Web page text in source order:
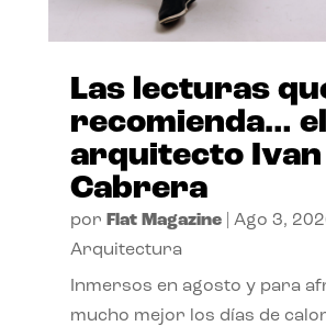
Las lecturas
recomienda… el
arquitecto Ivan
Cabrera
por Flat Magazine| Ago 3,
Arquitectura
Inmersos en agosto y para
mucho mejor los días de